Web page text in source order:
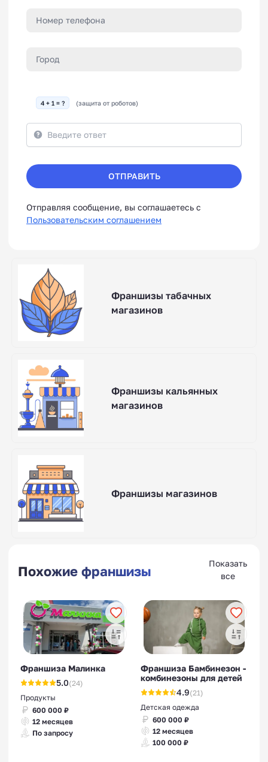
4 + 1 = ? (защита от роботов)
ОТПРАВИТЬ
Отправляя сообщение, вы соглашаетесь с
Пользовательским соглашением
Франшизы табачных
магазинов
Франшизы кальянных
магазинов
Франшизы магазинов
Похожие франшизы
Показать
все
Франшиза Малинка
5.0(24)
Продукты
600 000 ₽
12 месяцев
По запросу
Франшиза Бамбинезон -
комбинезоны для детей
4.9(21)
Детская одежда
600 000 ₽
12 месяцев
100 000 ₽